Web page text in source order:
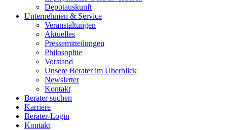
Depotauskunft
Unternehmen & Service
Veranstaltungen
Aktuelles
Pressemitteilungen
Philosophie
Vorstand
Unsere Berater im Überblick
Newsletter
Kontakt
Berater suchen
Karriere
Berater-Login
Kontakt